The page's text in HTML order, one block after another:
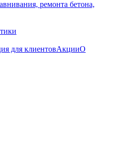
ремонта бетона,
для клиентовАкцииО